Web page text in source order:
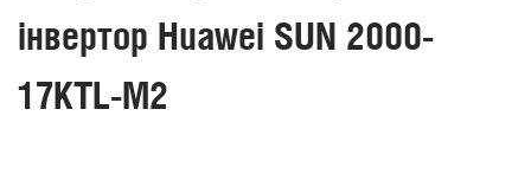
інвертор Huawei SUN 2000-
17KTL-M2